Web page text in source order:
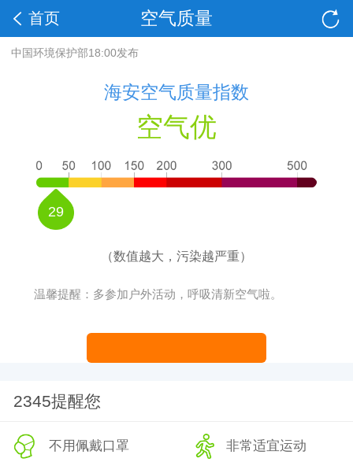
空气质量
首页
中国环境保护部18:00发布
海安空气质量指数
空气优
29
（数值越大，污染越严重）
温馨提醒：多参加户外活动，呼吸清新空气啦。
2345提醒您
不用佩戴口罩 非常适宜运动